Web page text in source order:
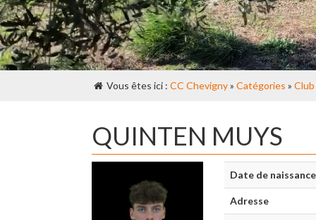
Vous êtes ici : CC Chevigny» Catégories » Club
QUINTEN MUYS
Date de naissance
Adresse